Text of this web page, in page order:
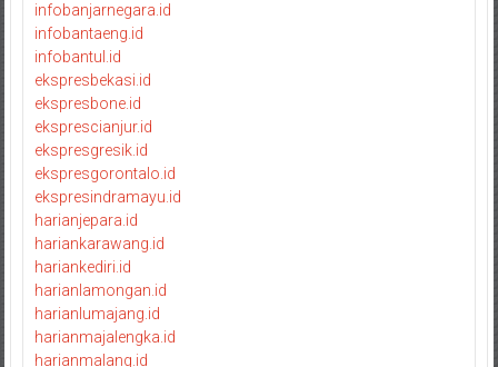
infobanjarnegara.id
infobantaeng.id
infobantul.id
ekspresbekasi.id
ekspresbone.id
eksprescianjur.id
ekspresgresik.id
ekspresgorontalo.id
ekspresindramayu.id
harianjepara.id
hariankarawang.id
hariankediri.id
harianlamongan.id
harianlumajang.id
harianmajalengka.id
harianmalang.id